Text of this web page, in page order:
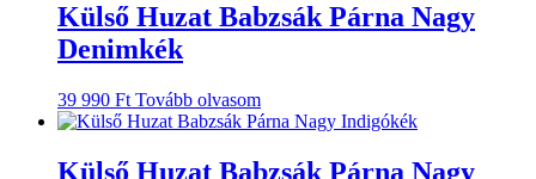
Külső Huzat Babzsák Párna Nagy
Denimkék
39 990 Ft Tovább olvasom
Külső Huzat Babzsák Párna Nagy